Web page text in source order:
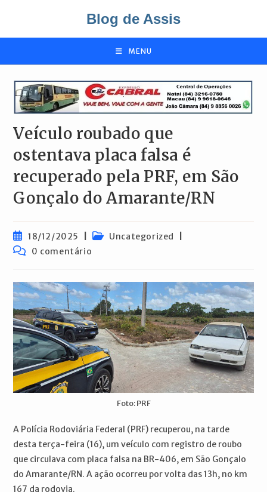
o
Blog de Assis
MENU
Veículo roubado que
ostentava placa falsa é
recuperado pela PRF, em São
Gonçalo do Amarante/RN
Post
publicado:
18/12/2025
Categoria
Uncategorized
Comentários
0 comentário
Foto: PRF
A Polícia Rodoviária Federal (PRF) recuperou, na tarde
desta terça-feira (16), um veículo com registro de roubo
que circulava com placa falsa na BR-406, em São Gonçalo
do Amarante/RN. A ação ocorreu por volta das 13h, no km
167 da rodovia.